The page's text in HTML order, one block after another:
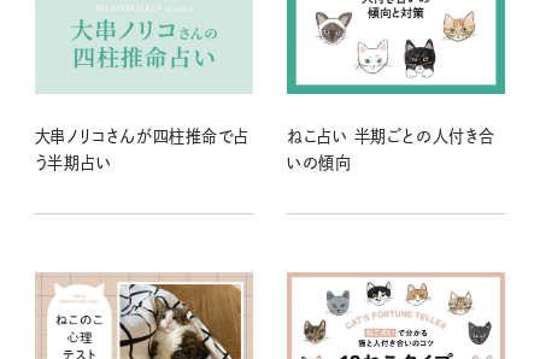
大串ノリコさんが四柱推命で占
う半期占い
ねこ占い 半期ごとの人付き合
いの傾向